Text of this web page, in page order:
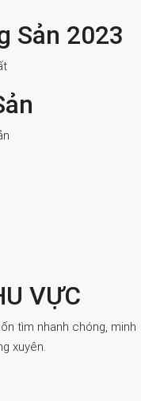
Sản 2023
VỰC
tìm nhanh chóng, minh
xuyên.